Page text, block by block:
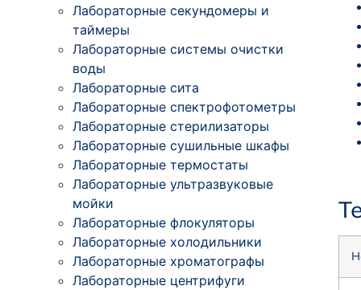
Лабораторные секундомеры и
таймеры
Лабораторные системы очистки
воды
Лабораторные сита
Лабораторные спектрофотометры
Лабораторные стерилизаторы
Лабораторные сушильные шкафы
Лабораторные термостаты
Лабораторные ультразвуковые
мойки
Лабораторные флокуляторы
Лабораторные холодильники
Лабораторные хроматографы
Лабораторные центрифуги